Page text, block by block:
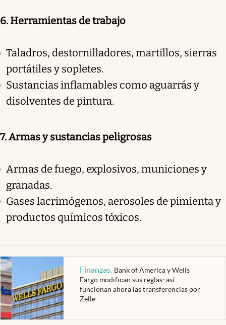
6. Herramientas de trabajo
Taladros, destornilladores, martillos, sierras
portátiles y sopletes.
Sustancias inflamables como aguarrás y
disolventes de pintura.
7. Armas y sustancias peligrosas
Armas de fuego, explosivos, municiones y
granadas.
Gases lacrimógenos, aerosoles de pimienta y
productos químicos tóxicos.
Finanzas. Bank of America y Wells
Fargo modifican sus reglas: así
funcionan ahora las transferencias por
Zelle